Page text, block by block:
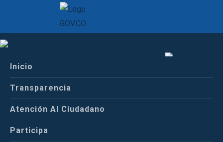
Inicio
Transparencia
Atención Al Ciudadano
Participa
Inicio
Centro de Prensa